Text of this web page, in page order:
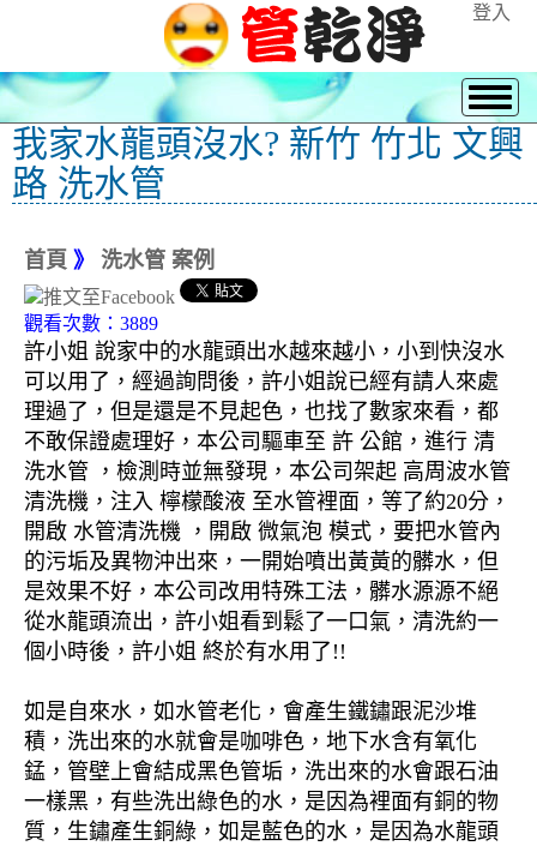
登入
我家水龍頭沒水? 新竹 竹北 文興
路 洗水管
首頁 》 洗水管 案例
觀看次數：3889
許小姐 說家中的水龍頭出水越來越小，小到快沒水
可以用了，經過詢問後，許小姐說已經有請人來處
理過了，但是還是不見起色，也找了數家來看，都
不敢保證處理好，本公司驅車至 許 公館，進行 清
洗水管 ，檢測時並無發現，本公司架起 高周波水管
清洗機，注入 檸檬酸液 至水管裡面，等了約20分，
開啟 水管清洗機 ，開啟 微氣泡 模式，要把水管內
的污垢及異物沖出來，一開始噴出黃黃的髒水，但
是效果不好，本公司改用特殊工法，髒水源源不絕
從水龍頭流出，許小姐看到鬆了一口氣，清洗約一
個小時後，許小姐 終於有水用了!!
如是自來水，如水管老化，會產生鐵鏽跟泥沙堆
積，洗出來的水就會是咖啡色，地下水含有氧化
錳，管壁上會結成黑色管垢，洗出來的水會跟石油
一樣黑，有些洗出綠色的水，是因為裡面有銅的物
質，生鏽產生銅綠，如是藍色的水，是因為水龍頭